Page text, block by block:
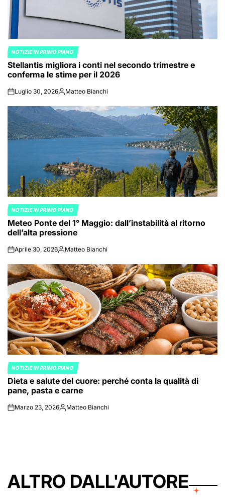
POSTED
IN
NOTIZIE IN PRIMO PIANO
Stellantis migliora i conti nel secondo trimestre e
conferma le stime per il 2026
onLuglio 30, 2026Posted
Matteo Bianchi
POSTED
IN
NOTIZIE IN PRIMO PIANO
Meteo Ponte del 1° Maggio: dall’instabilità al ritorno
dell’alta pressione
onAprile 30, 2026Posted
Matteo Bianchi
POSTED
IN
NOTIZIE IN PRIMO PIANO
Dieta e salute del cuore: perché conta la qualità di
pane, pasta e carne
onMarzo 23, 2026Posted
Matteo Bianchi
ALTRO DALL'AUTORE